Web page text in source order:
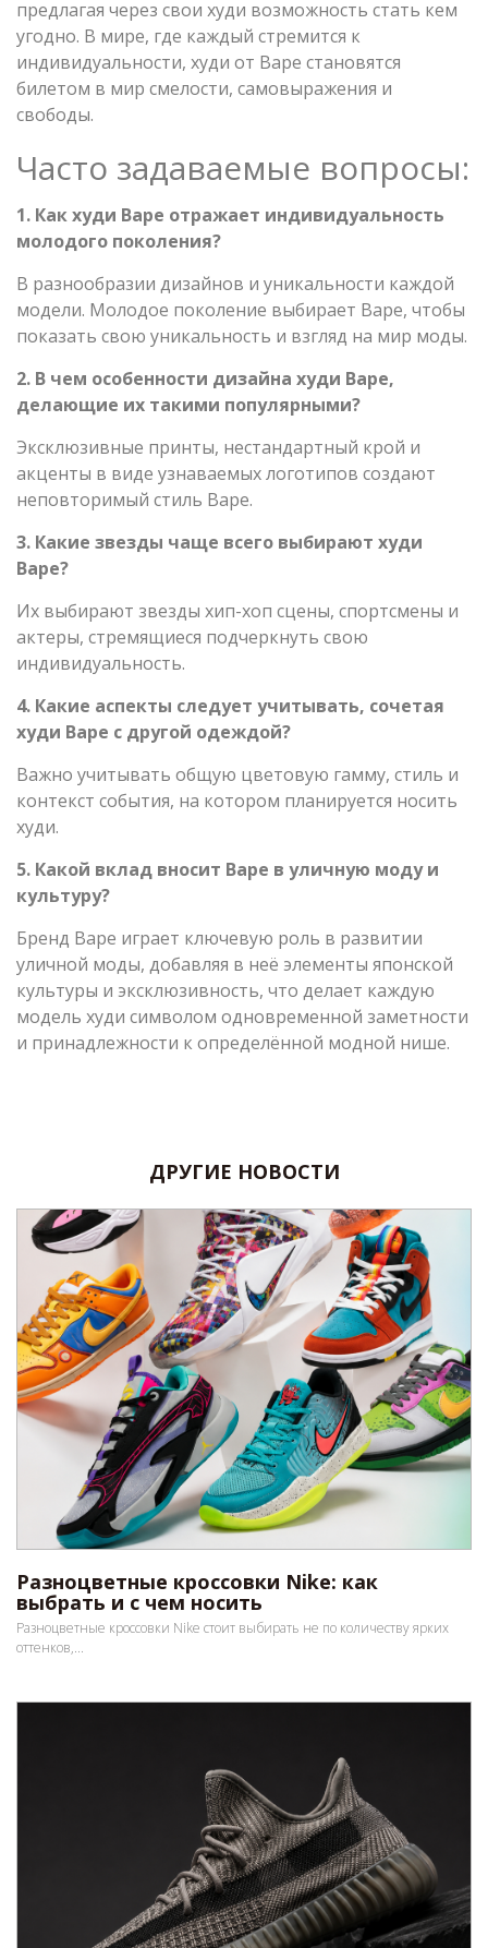
предлагая через свои худи возможность стать кем
угодно. В мире, где каждый стремится к
индивидуальности, худи от Bape становятся
билетом в мир смелости, самовыражения и
свободы.
Часто задаваемые вопросы:
1. Как худи Bape отражает индивидуальность
молодого поколения?
В разнообразии дизайнов и уникальности каждой
модели. Молодое поколение выбирает Bape, чтобы
показать свою уникальность и взгляд на мир моды.
2. В чем особенности дизайна худи Bape,
делающие их такими популярными?
Эксклюзивные принты, нестандартный крой и
акценты в виде узнаваемых логотипов создают
неповторимый стиль Bape.
3. Какие звезды чаще всего выбирают худи
Bape?
Их выбирают звезды хип-хоп сцены, спортсмены и
актеры, стремящиеся подчеркнуть свою
индивидуальность.
4. Какие аспекты следует учитывать, сочетая
худи Bape с другой одеждой?
Важно учитывать общую цветовую гамму, стиль и
контекст события, на котором планируется носить
худи.
5. Какой вклад вносит Bape в уличную моду и
культуру?
Бренд Bape играет ключевую роль в развитии
уличной моды, добавляя в неё элементы японской
культуры и эксклюзивность, что делает каждую
модель худи символом одновременной заметности
и принадлежности к определённой модной нише.
ДРУГИЕ НОВОСТИ
Разноцветные кроссовки Nike: как
выбрать и с чем носить
Разноцветные кроссовки Nike стоит выбирать не по количеству ярких
оттенков,...